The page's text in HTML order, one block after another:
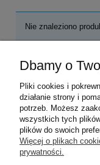
Nie znaleziono
Dbamy o
Pliki cookies i
działanie strony i
potrzeb. Możesz
wszystkich tych
plików do swoich
Więcej o plikach
prywatności.